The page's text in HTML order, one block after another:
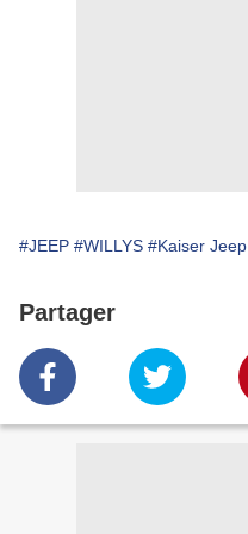
#JEEP #WILLYS #Kaiser Jeep
Partager